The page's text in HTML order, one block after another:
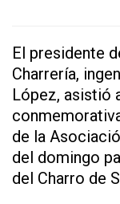
El presidente
Charrería,
López, asistió
de la
del domingo
del Charro de